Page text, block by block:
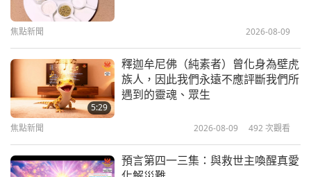
「世界會會員帶來的聖誕禮物和愛心
祝福」兒童版（二集之一）
焦點新聞 2026-08-09
5:29
釋迦牟尼佛（純素者）曾化身為壁虎
族人，因此我們永遠不應評斷我們所
遇到的靈魂、眾生
焦點新聞 2026-08-09 492 次觀看
預言第四一三集：與救世主喚醒真愛